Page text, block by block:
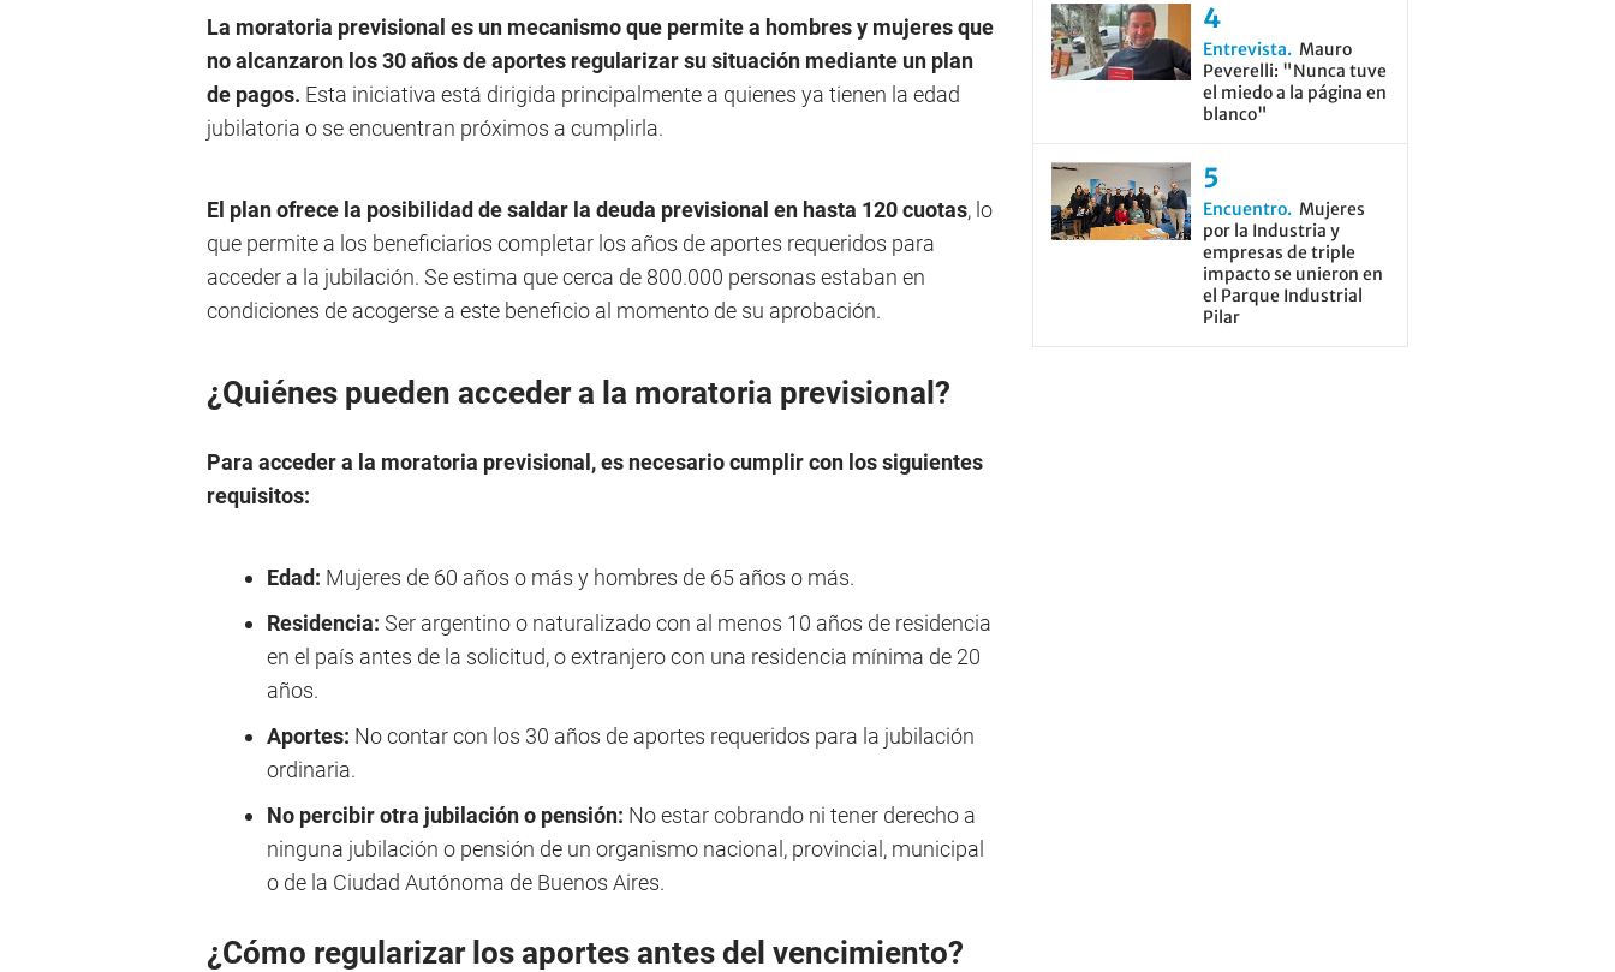
La moratoria previsional es un mecanismo que permite a hombres y mujeres que
no alcanzaron los 30 años de aportes regularizar su situación mediante un plan
de pagos. Esta iniciativa está dirigida principalmente a quienes ya tienen la edad
jubilatoria o se encuentran próximos a cumplirla.
El plan ofrece la posibilidad de saldar la deuda previsional en hasta 120 cuotas, lo
que permite a los beneficiarios completar los años de aportes requeridos para
acceder a la jubilación. Se estima que cerca de 800.000 personas estaban en
condiciones de acogerse a este beneficio al momento de su aprobación.
¿Quiénes pueden acceder a la moratoria previsional?
Para acceder a la moratoria previsional, es necesario cumplir con los siguientes
requisitos:
Edad: Mujeres de 60 años o más y hombres de 65 años o más.
Residencia: Ser argentino o naturalizado con al menos 10 años de residencia
en el país antes de la solicitud, o extranjero con una residencia mínima de 20
años.
Aportes: No contar con los 30 años de aportes requeridos para la jubilación
ordinaria.
No percibir otra jubilación o pensión: No estar cobrando ni tener derecho a
ninguna jubilación o pensión de un organismo nacional, provincial, municipal
o de la Ciudad Autónoma de Buenos Aires.
¿Cómo regularizar los aportes antes del vencimiento?
Entrevista
Mauro
Peverelli: "Nunca tuve
el miedo a la página en
blanco"
Encuentro Mujeres
por la Industria y
empresas de triple
impacto se unieron en
el Parque Industrial
Pilar